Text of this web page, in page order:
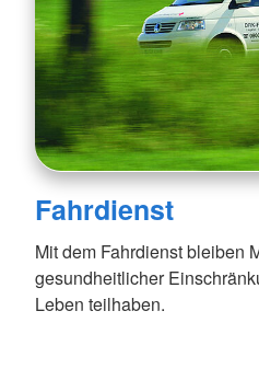
Fahrdienst
Mit dem Fahrdienst bleiben
gesundheitlicher
Leben teilhaben.